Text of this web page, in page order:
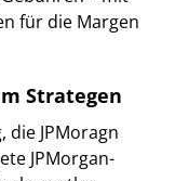
für die Margen
Strategen
die JPMoragn
JPMorgan-